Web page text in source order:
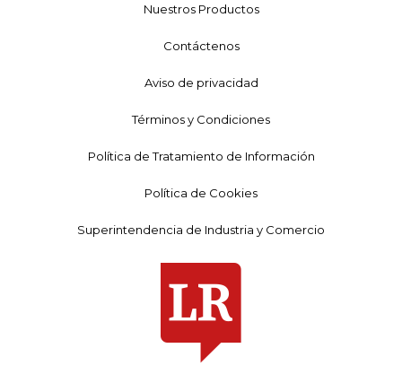
Nuestros Productos
Contáctenos
Aviso de privacidad
Términos y Condiciones
Política de Tratamiento de Información
Política de Cookies
Superintendencia de Industria y Comercio